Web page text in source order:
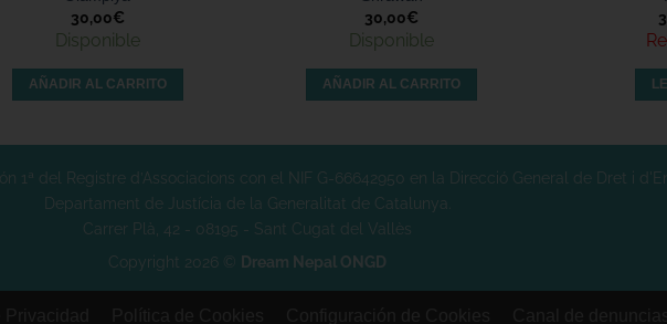
30,00€
Disponible
AÑADIR AL CARRITO
30,00€
Disponible
AÑADIR AL CARRITO
1ª del Registre d’Associacions con el NIF G-66642950 en la Direcció General de Dret i
Departament de Justícia de la Generalitat de Catalunya.
Carrer Plà, 42 - 08195 - Sant Cugat del Vallès
Copyright 2026 © Dream Nepal ONGD